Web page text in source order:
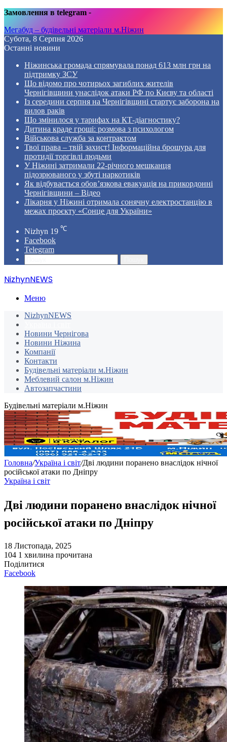
Замовлення в telegram -
Мегабуд – будівельні матеріали м.Ніжин
Субота, 8 Серпня 2026
Останні новини
Ніжинська громада спрямувала понад 613 млн грн на
підтримку ЗСУ
Що відомо про чотирьох загиблих жителів
Чернігівщини унаслідок атаки РФ по Києву та області
Із середини серпня на Чернігівщині стартує заборона на
вилов раків
Що змінилося у тарифах на КТ-діагностику?
Дитина краде гроші: розмова з психологом
Військова служба за контрактом
Твої права – твій захист! Інформаційна брошура для
протидії торгівлі людьми
У Ніжині затримали 22-річного мешканця
підозрюваного у збуті наркотиків
Як відбувається обов’язкова евакуація на прикордонні
Чернігівщини – Відео
Лікарня у Ніжині отримала сонячну електростанцію в
межах проєкту «Сонце для України»
Nizhyn 19 ℃
Facebook
Telegram
NizhynNEWS
Меню
NizhynNEWS
Новини Чернігова
Новини Ніжина
Компанії
Контакти
Будівельні матеріали м.Ніжин
Меблевий салон м.Ніжин
Автозапчастини
Будівельні матеріали м.Ніжин
Головна/Україна і світ/Дві людини поранено внаслідок нічної
російської атаки по Дніпру
Україна і світ
Дві людини поранено внаслідок нічної
російської атаки по Дніпру
18 Листопада, 2025
104 1 хвилина прочитана
Поділитися
Facebook